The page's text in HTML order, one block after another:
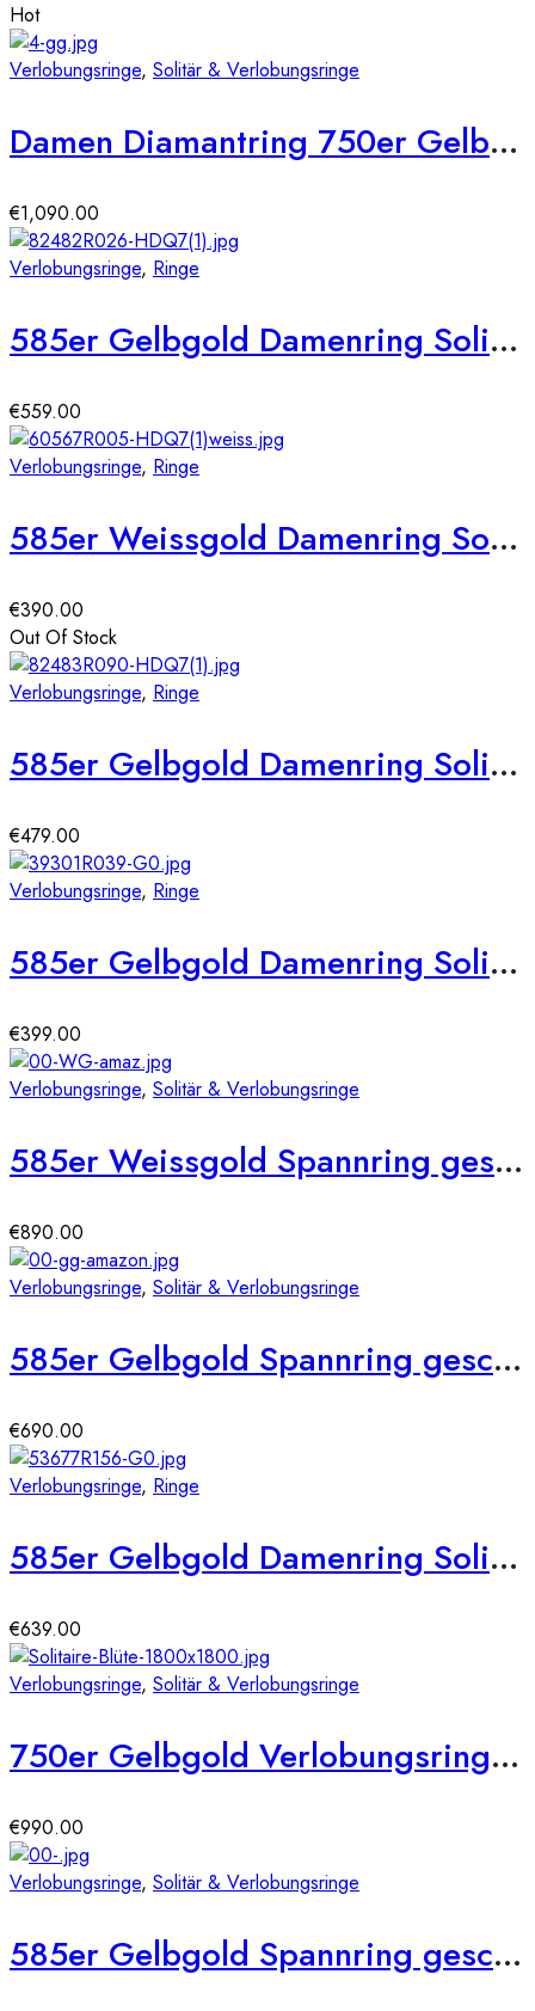
Hot
Verlobungsringe, Solitär & Verlobungsringe
Damen Diamantring 750er Gelbgold 0,23 carat Illusion Fassung Verlobungsring Solitärring
€1,090.00
Verlobungsringe, Ringe
585er Gelbgold Damenring Solitair mit Zirkonia Tropfenschliff Gr. 54
€559.00
Verlobungsringe, Ringe
585er Weissgold Damenring Solitair mit Zirkonia Gr. 54
€390.00
Out Of Stock
Verlobungsringe, Ringe
585er Gelbgold Damenring Solitair mit Zirkonia Octagonschliff Gr. 54
€479.00
Verlobungsringe, Ringe
585er Gelbgold Damenring Solitair mit Zirkonia Gr. 54
€399.00
Verlobungsringe, Solitär & Verlobungsringe
585er Weissgold Spannring geschwungen mit Diamant 0,15 ct.
€890.00
Verlobungsringe, Solitär & Verlobungsringe
585er Gelbgold Spannring geschwungen mit Diamant 0,10 ct.
€690.00
Verlobungsringe, Ringe
585er Gelbgold Damenring Solitair mit Zirkonia Gr. 54 Illusion 4er Krappe
€639.00
Verlobungsringe, Solitär & Verlobungsringe
750er Gelbgold Verlobungsring 6er Krappe Blütenform ca. 0,36 ct. Illusion Diamant
€990.00
Verlobungsringe, Solitär & Verlobungsringe
585er Gelbgold Spannring geschwungen mit Diamant 0,15 ct.